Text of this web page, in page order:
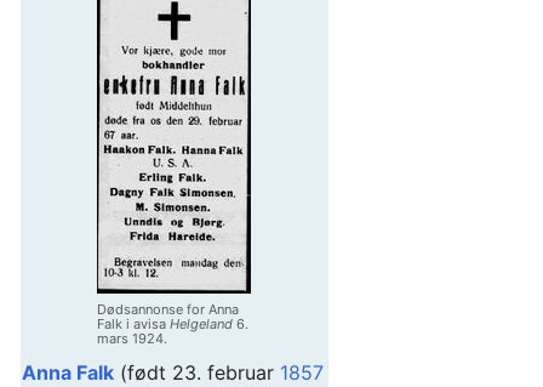
Dødsannonse for Anna
Falk i avisa Helgeland6.
mars 1924.
Anna Falk (født 23. februar 1857